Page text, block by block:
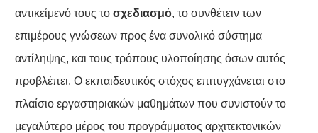
αντικείμενό τους το σχεδιασμό, το συνθέτειν των
επιμέρους γνώσεων προς ένα συνολικό σύστημα
αντίληψης, και τους τρόπους υλοποίησης όσων αυτός
προβλέπει. Ο εκπαιδευτικός στόχος επιτυγχάνεται στο
πλαίσιο εργαστηριακών μαθημάτων που συνιστούν το
μεγαλύτερο μέρος του προγράμματος αρχιτεκτονικών